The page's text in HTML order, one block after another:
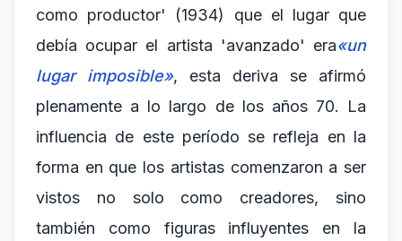
como productor' (1934) que el lugar que
debía ocupar el artista 'avanzado' era«un
lugar imposible», esta deriva se afirmó
plenamente a lo largo de los años 70. La
influencia de este período se refleja en la
forma en que los artistas comenzaron a ser
vistos no solo como creadores, sino
también como figuras influyentes en la